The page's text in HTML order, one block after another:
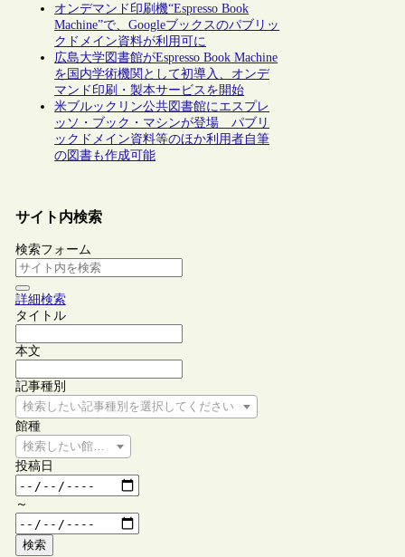
オンデマンド印刷機“Espresso Book
Machine”で、Googleブックスのパブリッ
クドメイン資料が利用可に
広島大学図書館がEspresso Book Machine
を国内学術機関として初導入、オンデ
マンド印刷・製本サービスを開始
米ブルックリン公共図書館にエスプレ
ッソ・ブック・マシンが登場 パブリ
ックドメイン資料等のほか利用者自筆
の図書も作成可能
サイト内検索
検索フォーム
詳細検索
タイトル
本文
記事種別
検索したい記事種別を選択してください
館種
検索したい館種を選択してください
投稿日
～
検索